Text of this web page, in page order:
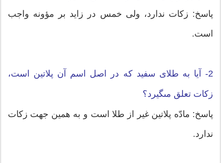
پاسخ: زکات ندارد، ولى خمس در زاید بر مؤونه واجب
است.
2- آیا به طلاى سفید که در اصل اسم آن پلاتین است،
زکات تعلق مى‏گیرد؟
پاسخ: مادّه پلاتین غیر از طلا است و به همین جهت زکات
ندارد.